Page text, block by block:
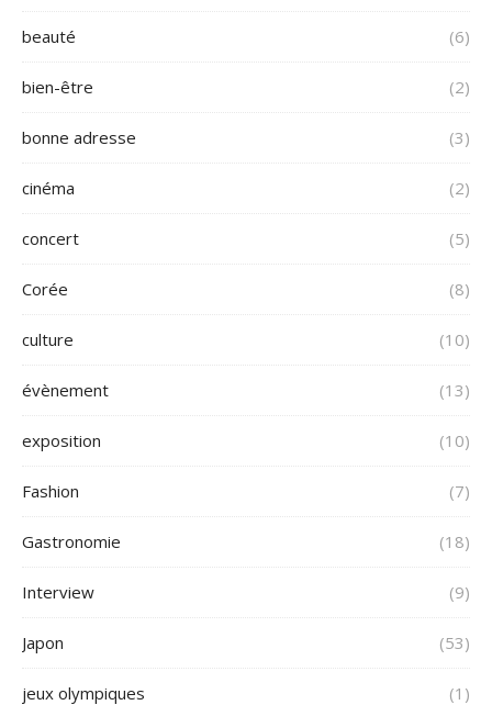
beauté (6)
bien-être (2)
bonne adresse (3)
cinéma (2)
concert (5)
Corée (8)
culture (10)
évènement (13)
exposition (10)
Fashion (7)
Gastronomie (18)
Interview (9)
Japon (53)
jeux olympiques (1)